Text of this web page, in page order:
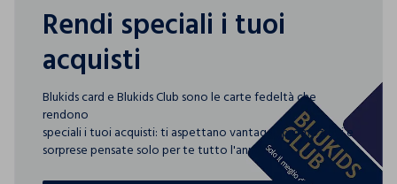
Rendi speciali i tuoi
acquisti
Blukids card e Blukids Club sono le carte fedeltà che
rendono
speciali i tuoi acquisti: ti aspettano vantaggi, promozioni e
sorprese pensate solo per te tutto l'anno!